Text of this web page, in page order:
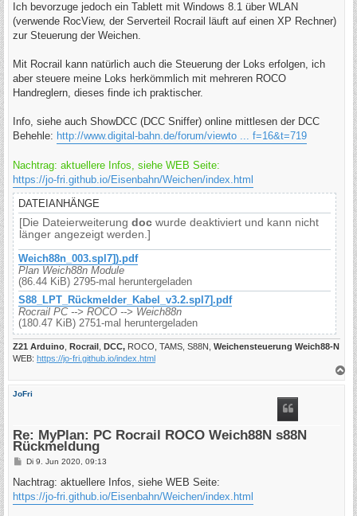
Ich bevorzuge jedoch ein Tablett mit Windows 8.1 über WLAN
(verwende RocView, der Serverteil Rocrail läuft auf einen XP Rechner)
zur Steuerung der Weichen.
Mit Rocrail kann natürlich auch die Steuerung der Loks erfolgen, ich
aber steuere meine Loks herkömmlich mit mehreren ROCO
Handreglern, dieses finde ich praktischer.
Info, siehe auch ShowDCC (DCC Sniffer) online mittlesen der DCC
Behehle: http://www.digital-bahn.de/forum/viewto ... f=16&t=719
Nachtrag: aktuellere Infos, siehe WEB Seite:
https://jo-fri.github.io/Eisenbahn/Weichen/index.html
DATEIANHÄNGE
[Die Dateierweiterung doc wurde deaktiviert und kann nicht
länger angezeigt werden.]
Weich88n_003.spl7]).pdf
Plan Weich88n Module
(86.44 KiB) 2795-mal heruntergeladen
S88_LPT_Rückmelder_Kabel_v3.2.spl7].pdf
Rocrail PC --> ROCO --> Weich88n
(180.47 KiB) 2751-mal heruntergeladen
Z21 Arduino Rocrail DCC, ROCO, TAMS, S88N, Weichensteuerung Weich88-N
WEB: https://jo-fri.github.io/index.html
N
JoFri
Re: MyPlan: PC Rocrail ROCO Weich88N s88N
Rückmeldung
B
i
r
Di 9. Jun 2020, 09:13
Nachtrag: aktuellere Infos, siehe WEB Seite:
https://jo-fri.github.io/Eisenbahn/Weichen/index.html